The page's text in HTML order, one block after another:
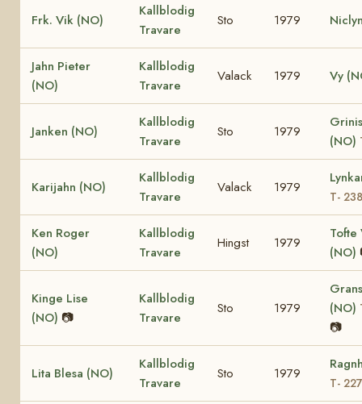
Frk. Vik (NO)
Kallblodig
Travare
Sto 1979
Jahn Pieter
(NO)
Kallblodig
Travare
Valack 1979 Vy
Janken (NO)
Kallblodig
Travare
Sto 1979
(NO)
Karijahn (NO)
Kallblodig
Travare
Valack 1979
T-
Ken Roger
(NO)
Kallblodig
Travare
Hingst 1979
Tofte
(NO)
Kinge Lise
(NO) 📷
Kallblodig
Travare
Sto 1979
(NO)
📷
Lita Blesa (NO)
Kallblodig
Travare
Sto 1979
T-